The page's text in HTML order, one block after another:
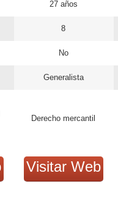
27 años
8
No
Generalista
Derecho mercantil
Visitar Web